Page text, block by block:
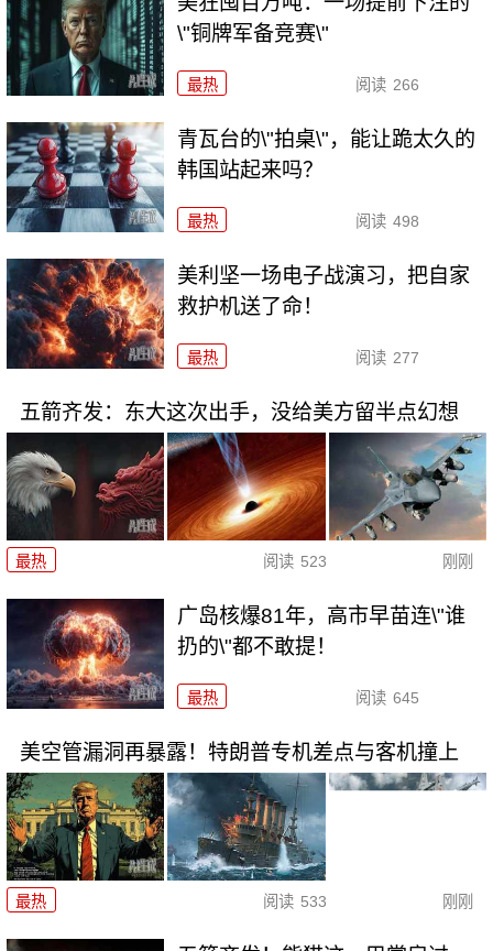
\"铜牌军备竞赛\"
最热 阅读 266
青瓦台的\"拍桌\"，能让跪太久的
韩国站起来吗？
最热 阅读 498
美利坚一场电子战演习，把自家
救护机送了命！
最热 阅读 277
五箭齐发：东大这次出手，没给美方留半点幻想
最热 阅读 523 刚刚
广岛核爆81年，高市早苗连\"谁
扔的\"都不敢提！
最热 阅读 645
美空管漏洞再暴露！特朗普专机差点与客机撞上
最热 阅读 533 刚刚